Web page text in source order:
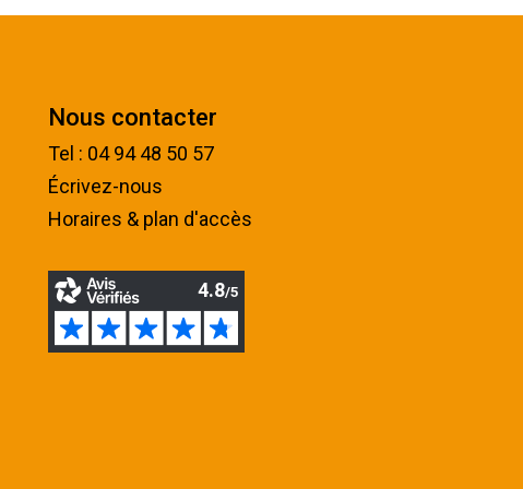
Nous contacter
Tel : 04 94 48 50 57
Écrivez-nous
Horaires & plan d'accès